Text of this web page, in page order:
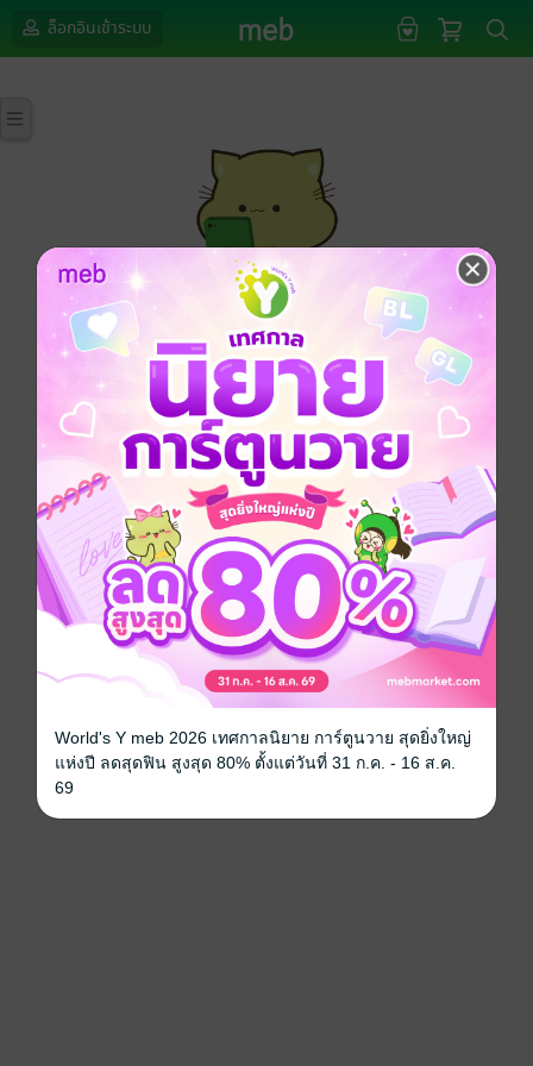
ล็อกอินเข้าระบบ
กรุณาเข้าสู่ระบบก่อนดำเนินรายการด้วยค่ะ
ล็อกอินเข้าระบบ
World's Y meb 2026 เทศกาลนิยาย การ์ตูนวาย สุดยิ่งใหญ่
แห่งปี ลดสุดฟิน สูงสุด 80% ตั้งแต่วันที่ 31 ก.ค. - 16 ส.ค.
69